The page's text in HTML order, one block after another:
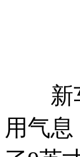
新车
用气